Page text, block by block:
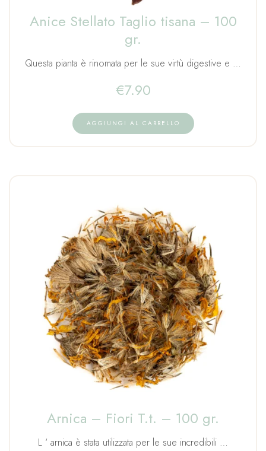
Anice Stellato Taglio tisana – 100
gr.
Questa pianta è rinomata per le sue virtù digestive e …
€7.90
AGGIUNGI AL CARRELLO
Arnica – Fiori T.t. – 100 gr.
L ‘ arnica è stata utilizzata per le sue incredibili …